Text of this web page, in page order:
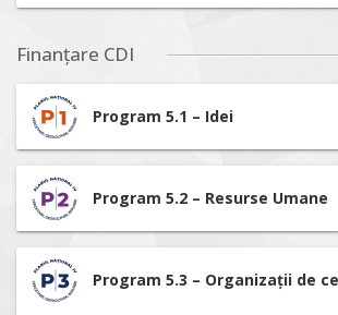
Finanțare CDI
Program 5.1 – Idei
Program 5.2 – Resurse Umane
Program 5.3 – Organizații de